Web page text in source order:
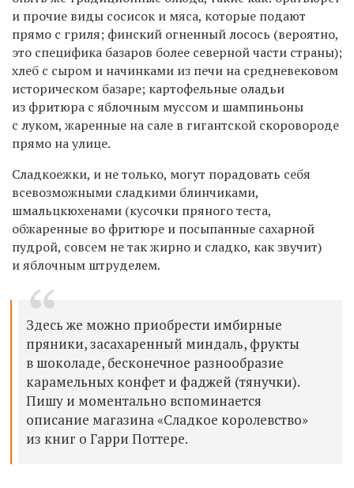
и прочие виды сосисок и мяса, которые подают
прямо с гриля; финский огненный лосось (вероятно,
это специфика базаров более северной части страны);
хлеб с сыром и начинками из печи на средневековом
историческом базаре; картофельные оладьи
из фритюра с яблочным муссом и шампиньоны
с луком, жаренные на сале в гигантской скоровороде
прямо на улице.
Сладкоежки, и не только, могут порадовать себя
всевозможными сладкими блинчиками,
шмальцкюхенами (кусочки пряного теста,
обжаренные во фритюре и посыпанные сахарной
пудрой, совсем не так жирно и сладко, как звучит)
и яблочным штруделем.
Здесь же можно приобрести имбирные
пряники, засахаренный миндаль, фрукты
в шоколаде, бесконечное разнообразие
карамельных конфет и фаджей (тянучки).
Пишу и моментально вспоминается
описание магазина «Сладкое королевство»
из книг о Гарри Поттере.